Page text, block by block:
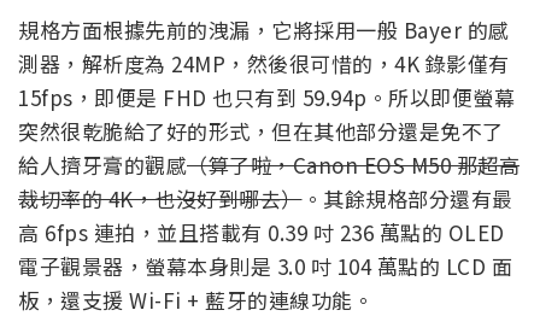
規格方面根據先前的洩漏，它將採用一般 Bayer 的感
測器，解析度為 24MP，然後很可惜的，4K 錄影僅有
15fps，即便是 FHD 也只有到 59.94p。所以即便螢幕
突然很乾脆給了好的形式，但在其他部分還是免不了
給人擠牙膏的觀感（算了啦，Canon EOS M50 那超高
裁切率的 4K，也沒好到哪去）。其餘規格部分還有最
高 6fps 連拍，並且搭載有 0.39 吋 236 萬點的 OLED
電子觀景器，螢幕本身則是 3.0 吋 104 萬點的 LCD 面
板，還支援 Wi-Fi + 藍牙的連線功能。